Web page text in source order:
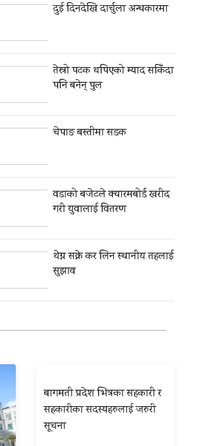
दुई दिनदेखि दार्चुला अन्धकारमा
तेस्रो पटक थपिएको म्याद सकिँदा
पनि बनेन् पुल
चेपाङ बस्तीमा सडक
वडाको बजेटले क्यारमबोर्ड खरीद
गरी युवालाई वितरण
थेग्न सक्ने कर लिन स्थानीय तहलाई
सुझाव
बागमती प्रदेश भित्रका सहकारी र
सहकारीका सदस्यहरुलाई जरुरी
सूचना